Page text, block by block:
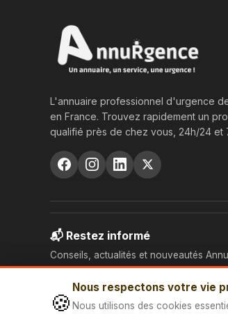
🍪
Nous respectons votre vie
Nous utilisons des cookies
L'annuaire professionnel d'urgence
en France. Trouvez rapidement un
qualifié près de chez vous, 24h/24 et
📬 Restez informé
Conseils, actualités et nouveautés